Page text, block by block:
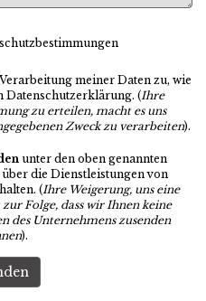
meiner Daten zu, wie
Datenschutzerklärung. (Ihre
zu erteilen, macht es uns
Zweck zu verarbeiten).
unter den oben genannten
die Dienstleistungen von
(Ihre Weigerung, uns eine
Folge, dass wir Ihnen keine
Unternehmens zusenden
).